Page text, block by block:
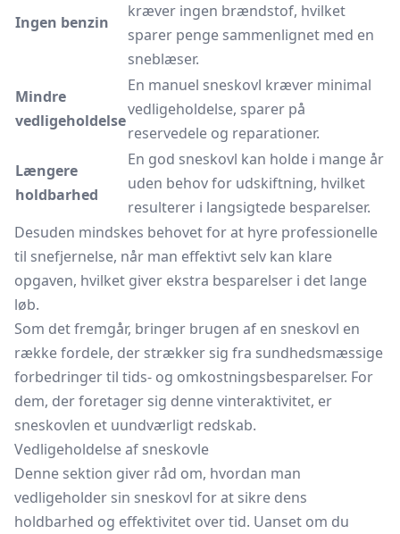
Ingen benzin
kræver ingen brændstof, hvilket
sparer penge sammenlignet med en
sneblæser.
Mindre
vedligeholdelse
En manuel sneskovl kræver minimal
vedligeholdelse, sparer på
reservedele og reparationer.
Længere
holdbarhed
En god sneskovl kan holde i mange år
uden behov for udskiftning, hvilket
resulterer i langsigtede besparelser.
Desuden mindskes behovet for at hyre professionelle
til snefjernelse, når man effektivt selv kan klare
opgaven, hvilket giver ekstra besparelser i det lange
løb.
Som det fremgår, bringer brugen af en sneskovl en
række fordele, der strækker sig fra sundhedsmæssige
forbedringer til tids- og omkostningsbesparelser. For
dem, der foretager sig denne vinteraktivitet, er
sneskovlen et uundværligt redskab.
Vedligeholdelse af sneskovle
Denne sektion giver råd om, hvordan man
vedligeholder sin sneskovl for at sikre dens
holdbarhed og effektivitet over tid. Uanset om du